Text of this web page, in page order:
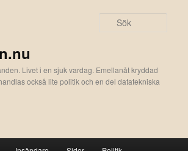
Livet i en sjuk vardag. Emellanåt kryddad
också lite politik och en del datatekniska